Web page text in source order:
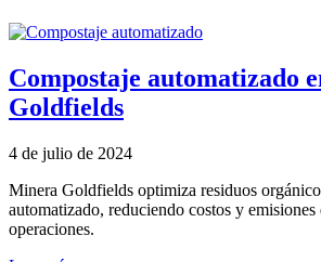
Compostaje automatizado
Goldfields
4 de julio de 2024
Minera Goldfields optimiza residuos
automatizado, reduciendo costos y emisiones
operaciones.